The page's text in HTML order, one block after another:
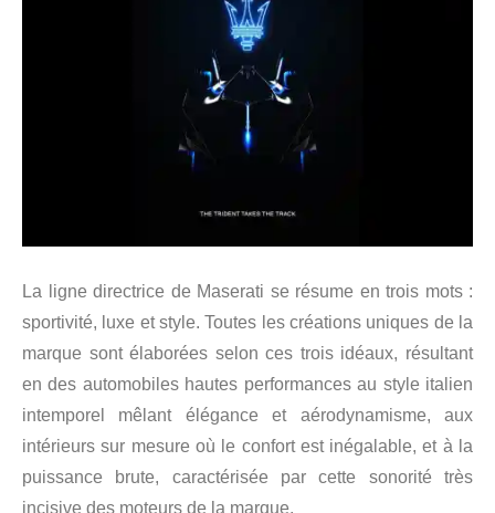
La ligne directrice de Maserati se résume en trois mots :
sportivité, luxe et style. Toutes les créations uniques de la
marque sont élaborées selon ces trois idéaux, résultant
en des automobiles hautes performances au style italien
intemporel mêlant élégance et aérodynamisme, aux
intérieurs sur mesure où le confort est inégalable, et à la
puissance brute, caractérisée par cette sonorité très
incisive des moteurs de la marque.